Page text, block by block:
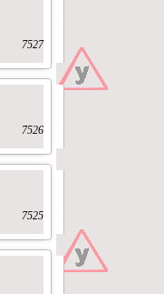
7527
7526
7525